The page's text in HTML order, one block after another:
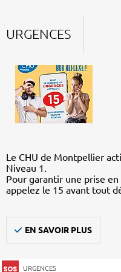
URGENCES
Le CHU de Montpellier
Niveau 1.
Pour garantir une prise en
appelez le 15 avant tout
EN SAVOIR PLUS
URGENCES